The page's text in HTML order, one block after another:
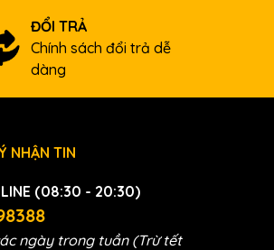
ĐỔI TRẢ
Chính sách đổi trả dễ
dàng
NHẬN TIN
(08:30 - 20:30)
ngày trong tuần (Trừ tết